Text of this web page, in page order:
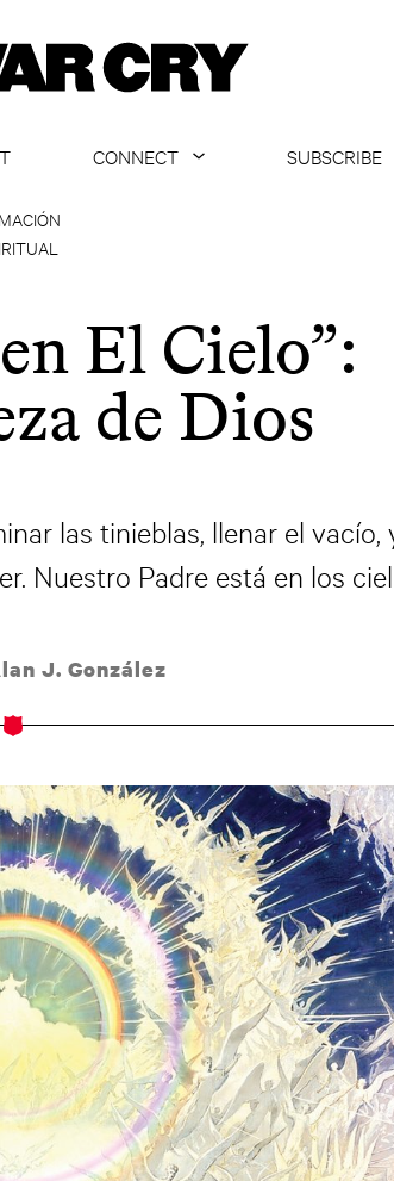
CONNECT
SUBSCRIBE
El Cielo”:
de Dios
las tinieblas, llenar el
Nuestro Padre está en los
J. González